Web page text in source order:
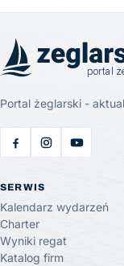
Portal żeglarski -
SERWIS
Kalendarz wydarzeń
Charter
Wyniki regat
Katalog firm